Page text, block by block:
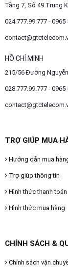
Tầng 7, Số 49 Trung
024.777.99.777 - 0965
HỒ CHÍ MINH
215/56 Đường Nguyễn
028.777.99.777 - 0965
TRỢ GIÚP MUA
Hướng dẫn mua
Trợ giúp thông tin
Hình thức thanh toán
Hình thức mua hàng
CHÍNH SÁCH &
Chính sách vận